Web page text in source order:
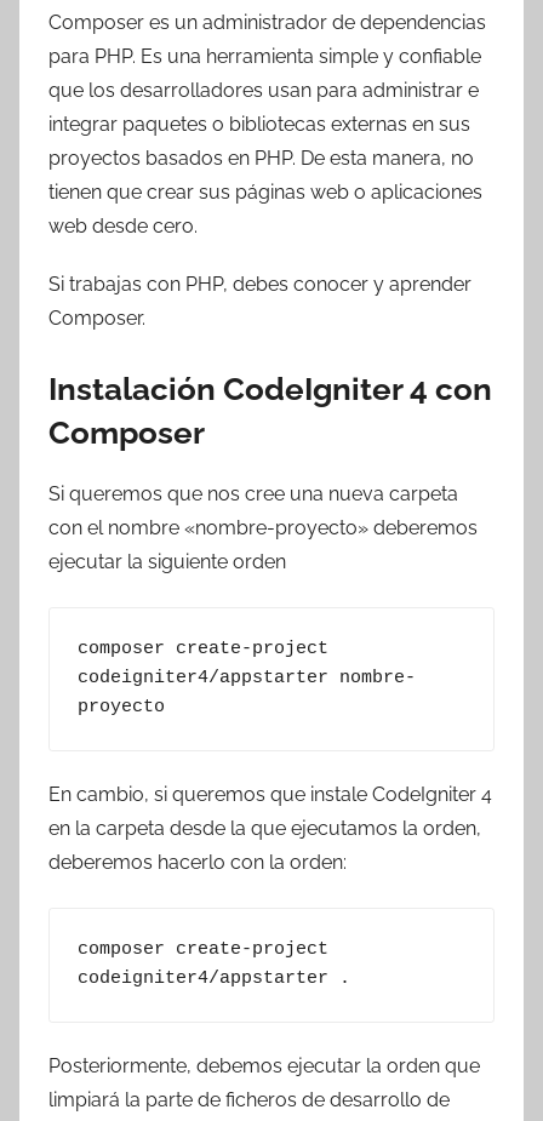
Composer es un administrador de dependencias
para PHP. Es una herramienta simple y confiable
que los desarrolladores usan para administrar e
integrar paquetes o bibliotecas externas en sus
proyectos basados en PHP. De esta manera, no
tienen que crear sus páginas web o aplicaciones
web desde cero.
Si trabajas con PHP, debes conocer y aprender
Composer.
Instalación CodeIgniter 4 con
Composer
Si queremos que nos cree una nueva carpeta
con el nombre «nombre-proyecto» deberemos
ejecutar la siguiente orden
composer create-project
codeigniter4/appstarter nombre-
proyecto
En cambio, si queremos que instale CodeIgniter 4
en la carpeta desde la que ejecutamos la orden,
deberemos hacerlo con la orden:
composer create-project
codeigniter4/appstarter .
Posteriormente, debemos ejecutar la orden que
limpiará la parte de ficheros de desarrollo de